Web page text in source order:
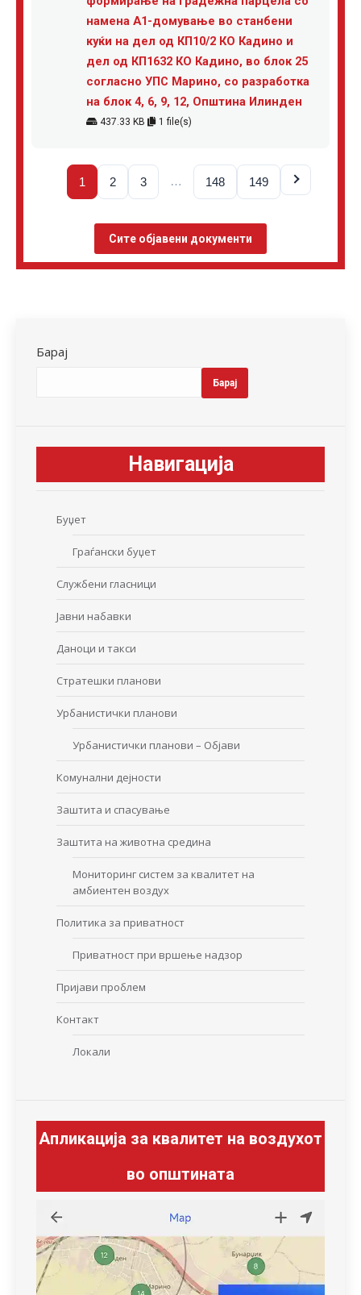
намена А1-домување во станбени
куќи на дел од КП10/2 КО Кадино и
дел од КП1632 КО Кадино, во блок 25
согласно УПС Марино, со разработка
на блок 4, 6, 9, 12, Општина Илинден
437.33 KB 1 file(s)
1 2 3 … 148 149
Сите објавени документи
Барај
Барај
Навигација
Буџет
Граѓански буџет
Службени гласници
Јавни набавки
Даноци и такси
Стратешки планови
Урбанистички планови
Урбанистички планови – Објави
Комунални дејности
Заштита и спасување
Заштита на животна средина
Мониторинг систем за квалитет на
амбиентен воздух
Политика за приватност
Приватност при вршење надзор
Пријави проблем
Контакт
Локали
Апликација за квалитет на воздухот
во општината